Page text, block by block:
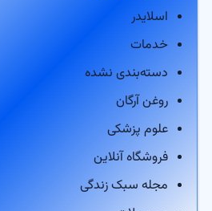
اسلایدر
خدمات
دسته‌بندی نشده
روغن آرگان
علوم پزشکی
فروشگاه آنلاین
مجله سبک زندگی